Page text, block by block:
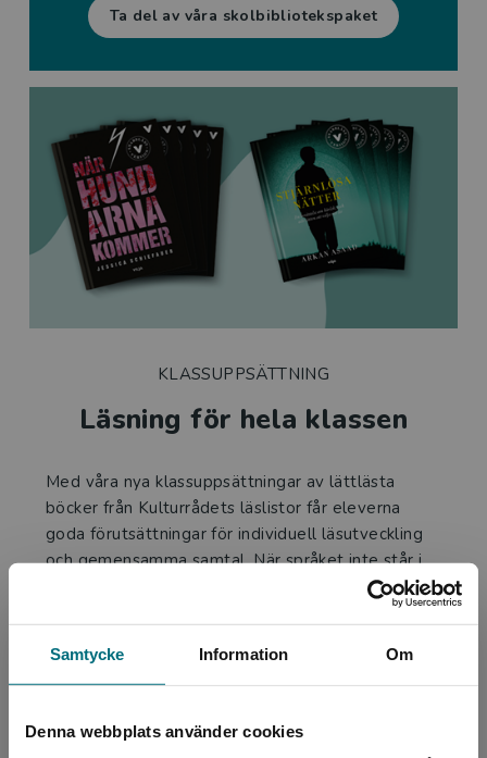
Samtycke Information Om
Denna webbplats använder cookies
Ta del av våra skolbibliotekspaket
KLASSUPPSÄTTNING
Läsning för hela klassen
Med våra nya klassuppsättningar av lättlästa
böcker från Kulturrådets läslistor får eleverna
goda förutsättningar för individuell läsutveckling
och gemensamma samtal. När språket inte står i
vägen finns mer tid för innehåll, reflektion och
läsförståelse. Låt klassen analysera och diskutera